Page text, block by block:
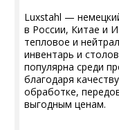
Luxstahl —
в России, Китае и
тепловое и
инвентарь и
популярна среди
благодаря
обработке,
выгодным ценам.